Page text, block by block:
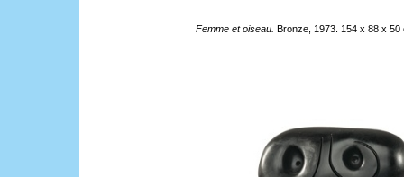
Femme et oiseau. Bronze, 1973. 154 x 88 x 50